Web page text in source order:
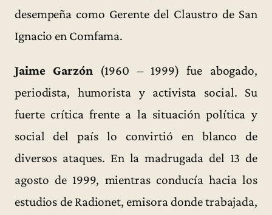
desempeña como Gerente del Claustro de San
Ignacio en Comfama.
Jaime Garzón (1960 – 1999) fue abogado,
periodista, humorista y activista social. Su
fuerte crítica frente a la situación política y
social del país lo convirtió en blanco de
diversos ataques. En la madrugada del 13 de
agosto de 1999, mientras conducía hacia los
estudios de Radionet, emisora donde trabajada,